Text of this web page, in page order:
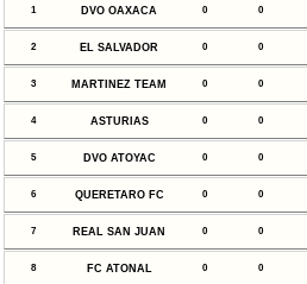
1 DVO OAXACA 0 0
2 EL SALVADOR 0 0
3 MARTINEZ TEAM 0 0
4 ASTURIAS 0 0
5 DVO ATOYAC 0 0
6 QUERETARO FC 0 0
7 REAL SAN JUAN 0 0
8 FC ATONAL 0 0